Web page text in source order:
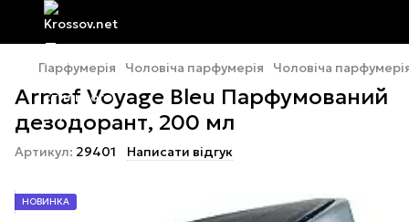
Парфумерія Чоловіча парфумерія Чоловіча
Armaf Voyage Bleu Парфумований
дезодорант, 200 мл
Артикул: 29401 Написати відгук
НОВИНКА